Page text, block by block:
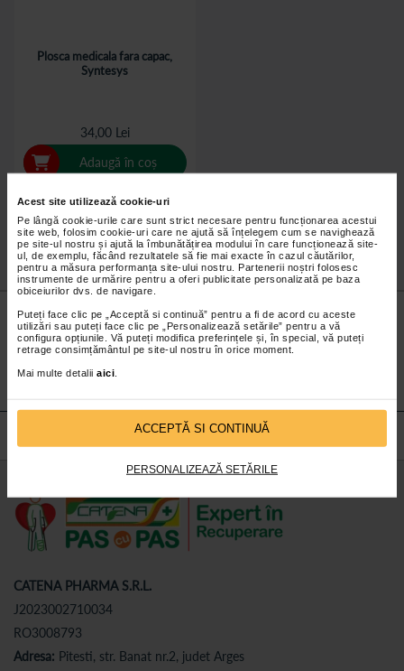
Acest site utilizează cookie-uri
Pe lângă cookie-urile care sunt strict necesare pentru funcționarea acestui
site web, folosim cookie-uri care ne ajută să înțelegem cum se navighează
pe site-ul nostru și ajută la îmbunătățirea modului în care funcționează site-
ul, de exemplu, făcând rezultatele să fie mai exacte în cazul căutărilor,
pentru a măsura performanța site-ului nostru. Partenerii noștri folosesc
instrumente de urmărire pentru a oferi publicitate personalizată pe baza
obiceiurilor dvs. de navigare.
Puteți face clic pe „Acceptă si continuă” pentru a fi de acord cu aceste
utilizări sau puteți face clic pe „Personalizează setările” pentru a vă
configura opțiunile. Vă puteți modifica preferințele și, în special, vă puteți
retrage consimțământul pe site-ul nostru în orice moment.
Mai multe detalii aici
ACCEPTĂ SI CONTINUĂ
PERSONALIZEAZĂ SETĂRILE
Plosca medicala fara capac,
Syntesys
34,00 Lei
Adaugă în coș
Nu lăsa niciunpreț micneobservat.
Abonează-tela newsletter-ul nostru!
CATENA PHARMA S.R.L.
J2023002710034
RO3008793
Adresa: Pitesti, str. Banat nr.2, judet Arges